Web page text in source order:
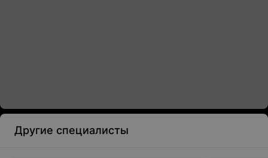
Другие специалисты